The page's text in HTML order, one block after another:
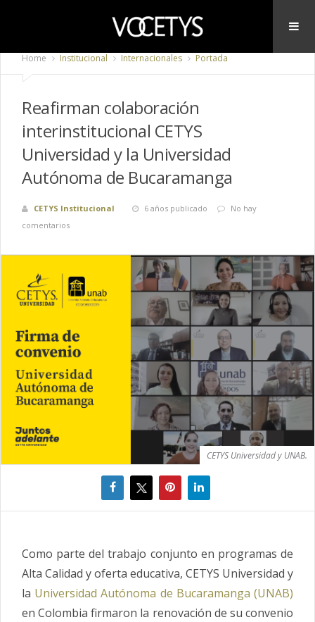
Home Institucional Internacionales Portada
Reafirman colaboración
interinstitucional CETYS
Universidad y la Universidad
Autónoma de Bucaramanga
CETYS Institucional 6 años publicado
No hay
comentarios
CETYS Universidad y UNAB.
Como parte del trabajo conjunto en programas de
Alta Calidad y oferta educativa, CETYS Universidad y
la Universidad Autónoma de Bucaramanga (UNAB)
en Colombia firmaron la renovación de su convenio